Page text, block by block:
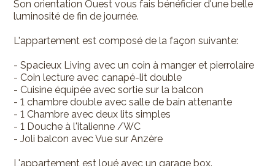
Son orientation Ouest vous fais bénéficier d'une belle
luminosité de fin de journée.
L'appartement est composé de la façon suivante:
- Spacieux Living avec un coin à manger et pierrolaire
- Coin lecture avec canapé-lit double
- Cuisine équipée avec sortie sur la balcon
- 1 chambre double avec salle de bain attenante
- 1 Chambre avec deux lits simples
- 1 Douche à l'italienne /WC
- Joli balcon avec Vue sur Anzère
L'appartement est loué avec un garage box.